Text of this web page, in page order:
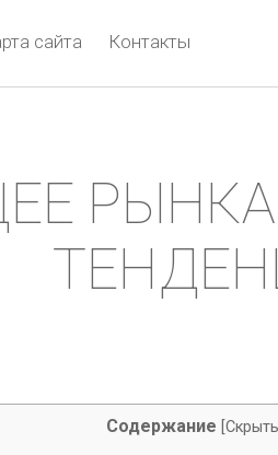
сайта Контакты
Содержание Скрыть